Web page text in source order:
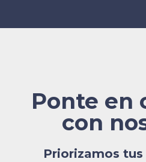
Ponte en
con
Priorizamos